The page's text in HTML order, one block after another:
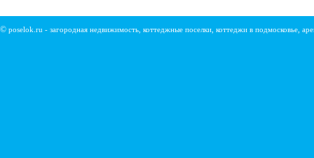
© poselok.ru - загородная недвижимость, коттеджные поселки, коттеджи в подмосковье,